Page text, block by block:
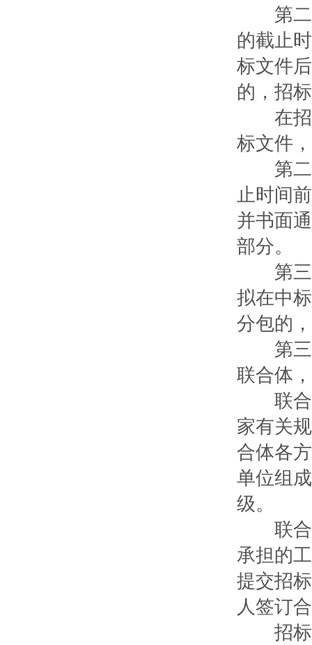
第二
的截止
标文件
的，招
在招
标文件
第二
止时间
并书面
部分。
第三
拟在中
分包的
第三
联合体
联合
家有关
合体各
单位组
级。
联合
承担的
提交招
人签订
招标